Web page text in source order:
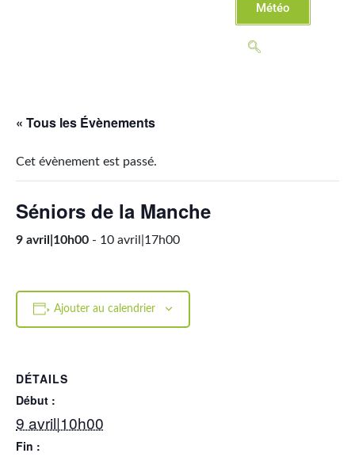
Météo
« Tous les Évènements
Cet évènement est passé.
Séniors de la Manche
9 avril|10h00 - 10 avril|17h00
Ajouter au calendrier
DÉTAILS
Début :
9 avril|10h00
Fin :